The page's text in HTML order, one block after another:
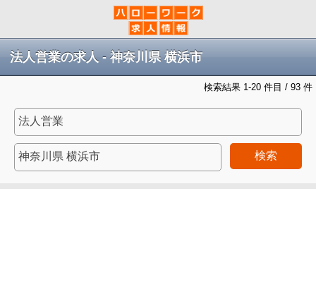
法人営業の求人 - 神奈川県 横浜市
検索結果 1-20 件目 / 93 件
検索